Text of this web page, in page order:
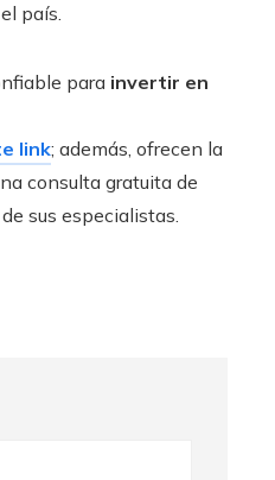
país.
para invertir en
link; además, ofrecen la
consulta gratuita de
sus especialistas.